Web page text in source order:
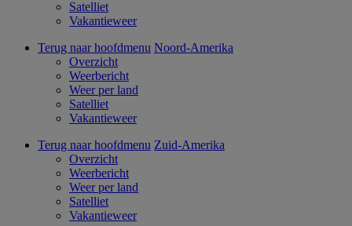
Satelliet
Vakantieweer
Terug naar hoofdmenu Noord-Amerika
Overzicht
Weerbericht
Weer per land
Satelliet
Vakantieweer
Terug naar hoofdmenu Zuid-Amerika
Overzicht
Weerbericht
Weer per land
Satelliet
Vakantieweer